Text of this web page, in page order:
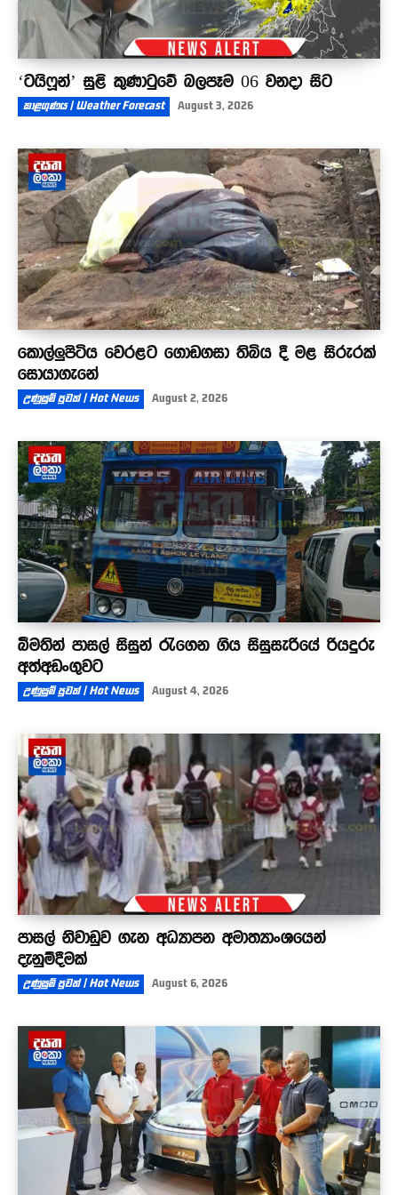
‘ටයිෆූන්’ සුළි කුණාටුවේ බලපෑම 06 වනදා සිට
කාළගුණය | Weather Forecast August 3, 2026
කොල්ලුපිටිය වෙරළට ගොඩගසා තිබිය දී මළ සිරුරක්
සොයාගැනේ
උණුසුම් පුවත් | Hot News August 2, 2026
බීමතින් පාසල් සිසුන් රැගෙන ගිය සිසුසැරියේ රියදුරු
අත්අඩංගුවට
උණුසුම් පුවත් | Hot News August 4, 2026
පාසල් නිවාඩුව ගැන අධ්‍යාපන අමාත්‍යාංශයෙන්
දැනුම්දීමක්
උණුසුම් පුවත් | Hot News August 6, 2026